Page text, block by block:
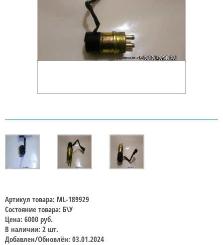
Артикул товара: ML-189929
Состояние товара: Б\У
Цена: 6000 руб.
В наличии: 2 шт.
Добавлен/Обновлён: 03.01.2024